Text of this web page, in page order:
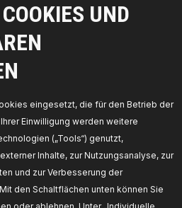
UND
eingesetzt, die für den Betrieb der
Einwilligung werden weitere
(„Tools“) genutzt,
Inhalte, zur Nutzungsanalyse, zur
und zur Verbesserung der
den Schaltflächen unten können Sie
Produkts kann von der Abbildung
IN IHREM LAND